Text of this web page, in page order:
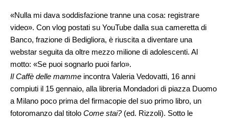
«Nulla mi dava soddisfazione tranne una cosa: registrare
video». Con vlog postati su YouTube dalla sua cameretta di
Banco, frazione di Bedigliora, è riuscita a diventare una
webstar seguita da oltre mezzo milione di adolescenti. Al
motto: «Se puoi sognarlo puoi farlo».
Il Caffè delle mamme incontra Valeria Vedovatti, 16 anni
compiuti il 15 gennaio, alla libreria Mondadori di piazza Duomo
a Milano poco prima del firmacopie del suo primo libro, un
fotoromanzo dal titolo Come stai?(ed. Rizzoli). Sotto le